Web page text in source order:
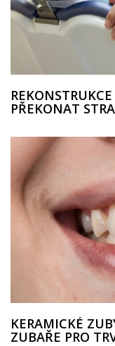
PŘEKONAT
KERAMICKÉ
ZUBAŘE PRO